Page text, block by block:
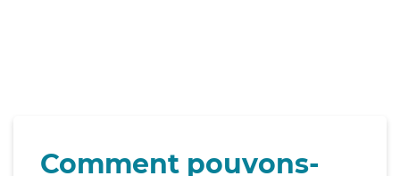
Comment pouvons-